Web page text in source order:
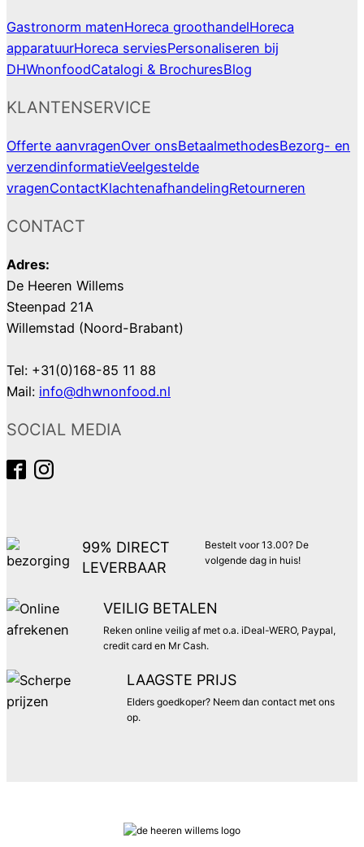
Gastronorm matenHoreca groothandelHoreca
apparatuurHoreca serviesPersonaliseren bij
DHWnonfoodCatalogi & BrochuresBlog
KLANTENSERVICE
Offerte aanvragenOver onsBetaalmethodesBezorg- en
verzendinformatieVeelgestelde
vragenContactKlachtenafhandelingRetourneren
CONTACT
Adres:
De Heeren Willems
Steenpad 21A
Willemstad (Noord-Brabant)
Tel: +31(0)168-85 11 88
Mail: info@dhwnonfood.nl
SOCIAL MEDIA
99% DIRECT
LEVERBAAR
Bestelt voor 13.00? De
volgende dag in huis!
VEILIG BETALEN
Reken online veilig af met o.a. iDeal-WERO, Paypal,
credit card en Mr Cash.
LAAGSTE PRIJS
Elders goedkoper? Neem dan contact met ons
op.